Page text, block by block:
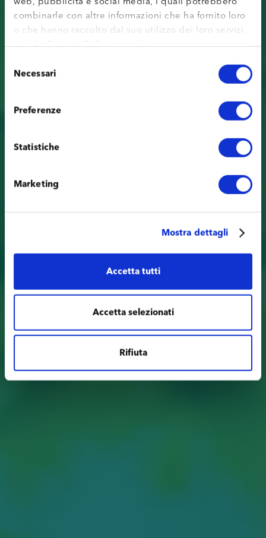
combinarle con altre informazioni che ha fornito loro
o che hanno raccolto dal suo utilizzo dei loro servizi.
Vai allaPrivacy Policycompleta.
delNecessari
Preferenze
Statistiche
Marketing
Mostra dettagli
Accetta tutti
Accetta selezionati
Rifiuta